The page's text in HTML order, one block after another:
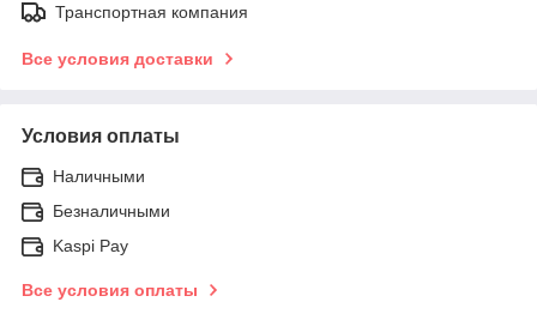
Транспортная компания
Все условия доставки
Условия оплаты
Наличными
Безналичными
Kaspi Pay
Все условия оплаты